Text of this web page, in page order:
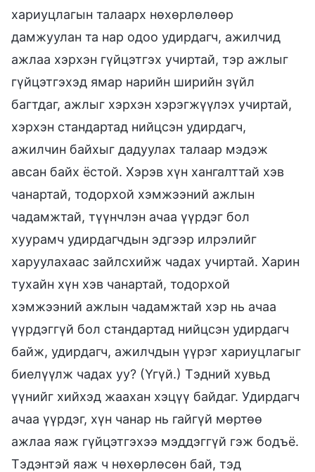
хариуцлагын талаарх нөхөрлөлөөр
дамжуулан та нар одоо удирдагч, ажилчид
ажлаа хэрхэн гүйцэтгэх учиртай, тэр ажлыг
гүйцэтгэхэд ямар нарийн ширийн зүйл
багтдаг, ажлыг хэрхэн хэрэгжүүлэх учиртай,
хэрхэн стандартад нийцсэн удирдагч,
ажилчин байхыг дадуулах талаар мэдэж
авсан байх ёстой. Хэрэв хүн хангалттай хэв
чанартай, тодорхой хэмжээний ажлын
чадамжтай, түүнчлэн ачаа үүрдэг бол
хуурамч удирдагчдын эдгээр илрэлийг
харуулахаас зайлсхийж чадах учиртай. Харин
тухайн хүн хэв чанартай, тодорхой
хэмжээний ажлын чадамжтай хэр нь ачаа
үүрдэггүй бол стандартад нийцсэн удирдагч
байж, удирдагч, ажилчдын үүрэг хариуцлагыг
биелүүлж чадах уу? (Үгүй.) Тэдний хувьд
үүнийг хийхэд жаахан хэцүү байдаг. Удирдагч
ачаа үүрдэг, хүн чанар нь гайгүй мөртөө
ажлаа яаж гүйцэтгэхээ мэддэггүй гэж бодъё.
Тэдэнтэй яаж ч нөхөрлөсөн бай, тэд